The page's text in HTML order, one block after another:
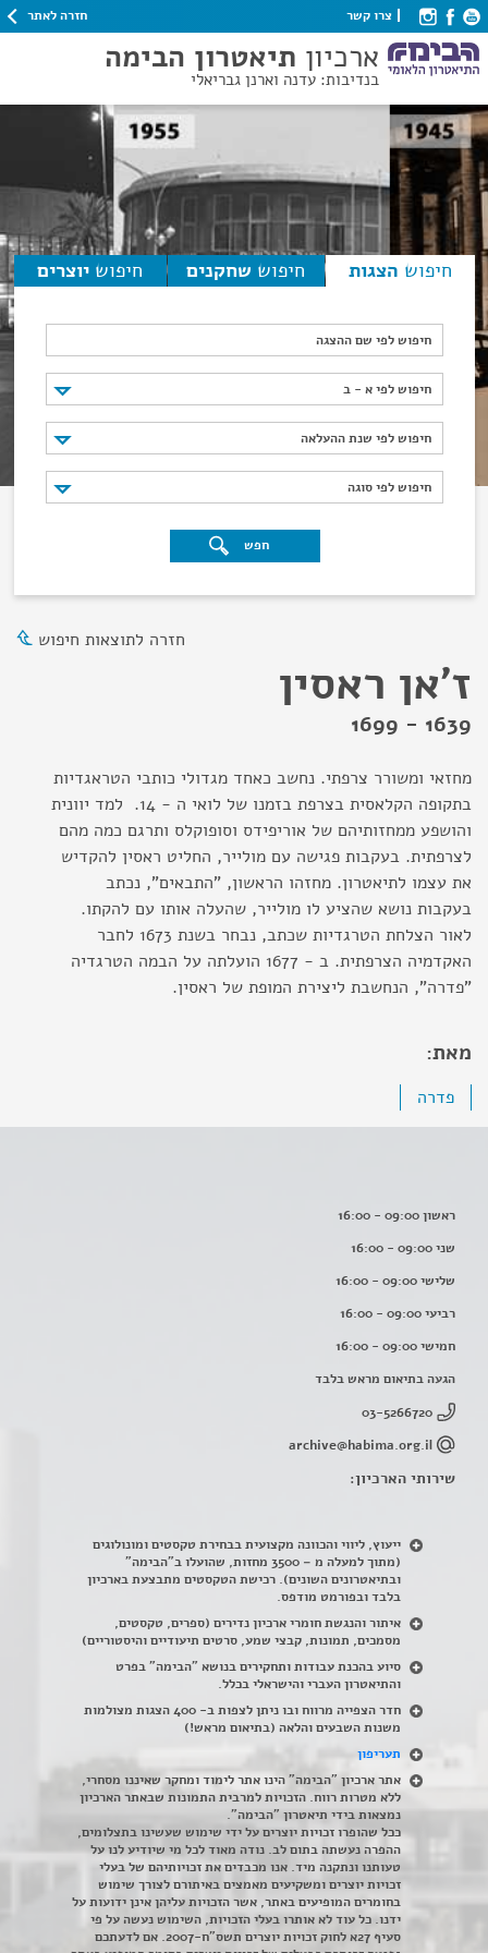
צרו קשר חזרה לאתר
ארכיון תיאטרון הבימה
בנדיבות: עדנה וארנן גבריאלי
חיפוש הצגות חיפוש שחקנים חיפוש יוצרים
חיפוש לפי שם ההצגה
חיפוש לפי א - ב
חיפוש לפי א - ב
חיפוש לפי שנת ההעלאה
חיפוש לפי שנת ההעלאה
חיפוש לפי סוגה
חיפוש לפי סוגה
חפש
חזרה לתוצאות חיפוש
ז'אן ראסין
1639 - 1699
מחזאי ומשורר צרפתי. נחשב כאחד מגדולי כותבי הטראגדיות
בתקופה הקלאסית בצרפת בזמנו של לואי ה - 14. למד יוונית
והושפע ממחזותיהם של אוריפידס וסופוקלס ותרגם כמה מהם
לצרפתית. בעקבות פגישה עם מולייר, החליט ראסין להקדיש
את עצמו לתיאטרון. מחזהו הראשון, "התבאים", נכתב
בעקבות נושא שהציע לו מולייר, שהעלה אותו עם להקתו.
לאור הצלחת הטרגדיות שכתב, נבחר בשנת 1673 לחבר
האקדמיה הצרפתית. ב - 1677 הועלתה על הבמה הטרגדיה
"פדרה", הנחשבת ליצירת המופת של ראסין.
מאת:
פדרה
ראשון 09:00 - 16:00
שני 09:00 - 16:00
שלישי 09:00 - 16:00
רביעי 09:00 - 16:00
חמישי 09:00 - 16:00
הגעה בתיאום מראש בלבד
03-5266720
archive@habima.org.il
שירותי הארכיון:
ייעוץ, ליווי והכוונה מקצועית בבחירת טקסטים ומונולוגים
(מתוך למעלה מ – 3500 מחזות, שהועלו ב"הבימה"
ובתיאטרונים השונים). רכישת הטקסטים מתבצעת בארכיון
בלבד ובפורמט מודפס.
איתור והנגשת חומרי ארכיון נדירים (ספרים, טקסטים,
מסמכים, תמונות, קבצי שמע, סרטים תיעודיים והיסטוריים)
סיוע בהכנת עבודות ותחקירים בנושא "הבימה" בפרט
והתיאטרון העברי והישראלי בכלל.
חדר הצפייה מרווח ובו ניתן לצפות ב- 400 הצגות מצולמות
משנות השבעים והלאה (בתיאום מראש!)
תעריפון
אתר ארכיון "הבימה" הינו אתר לימוד ומחקר שאיננו מסחרי,
ללא מטרות רווח. הזכויות למרבית התמונות שבאתר הארכיון
נמצאות בידי תיאטרון "הבימה".
ככל שהופרו זכויות יוצרים על ידי שימוש שעשינו בתצלומים,
ההפרה נעשתה בתום לב. נודה מאוד לכל מי שיודיע לנו על
טעותנו ונתקנה מיד. אנו מכבדים את זכויותיהם של בעלי
זכויות יוצרים ומשקיעים מאמצים באיתורם לצורך שימוש
בחומרים המופיעים באתר, אשר הזכויות עליהן אינן ידועות על
ידנו. כל עוד לא אותרו בעלי הזכויות, השימוש נעשה על פי
סעיף 27א לחוק זכויות יוצרים תשס"ח-2007. אם לדעתכם